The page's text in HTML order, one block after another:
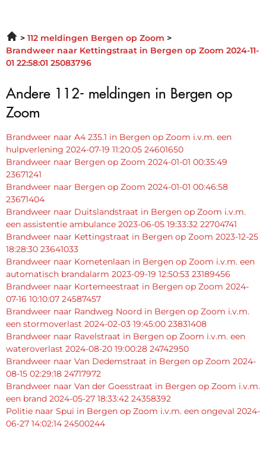
112 meldingen Bergen op Zoom
Brandweer naar Kettingstraat in Bergen op Zoom 2024-11-
01 22:58:01 25083796
Andere 112- meldingen in Bergen op
Zoom
Brandweer naar A4 235.1 in Bergen op Zoom i.v.m. een
hulpverlening 2024-07-19 11:20:05 24601650
Brandweer naar Bergen op Zoom 2024-01-01 00:35:49
23671241
Brandweer naar Bergen op Zoom 2024-01-01 00:46:58
23671404
Brandweer naar Duitslandstraat in Bergen op Zoom i.v.m.
een assistentie ambulance 2023-06-05 19:33:32 22704741
Brandweer naar Kettingstraat in Bergen op Zoom 2023-12-25
18:28:30 23641033
Brandweer naar Kometenlaan in Bergen op Zoom i.v.m. een
automatisch brandalarm 2023-09-19 12:50:53 23189456
Brandweer naar Kortemeestraat in Bergen op Zoom 2024-
07-16 10:10:07 24587457
Brandweer naar Randweg Noord in Bergen op Zoom i.v.m.
een stormoverlast 2024-02-03 19:45:00 23831408
Brandweer naar Ravelstraat in Bergen op Zoom i.v.m. een
wateroverlast 2024-08-20 19:00:28 24742950
Brandweer naar Van Dedemstraat in Bergen op Zoom 2024-
08-15 02:29:18 24717972
Brandweer naar Van der Goesstraat in Bergen op Zoom i.v.m.
een brand 2024-05-27 18:33:42 24358392
Politie naar Spui in Bergen op Zoom i.v.m. een ongeval 2024-
06-27 14:02:14 24500244